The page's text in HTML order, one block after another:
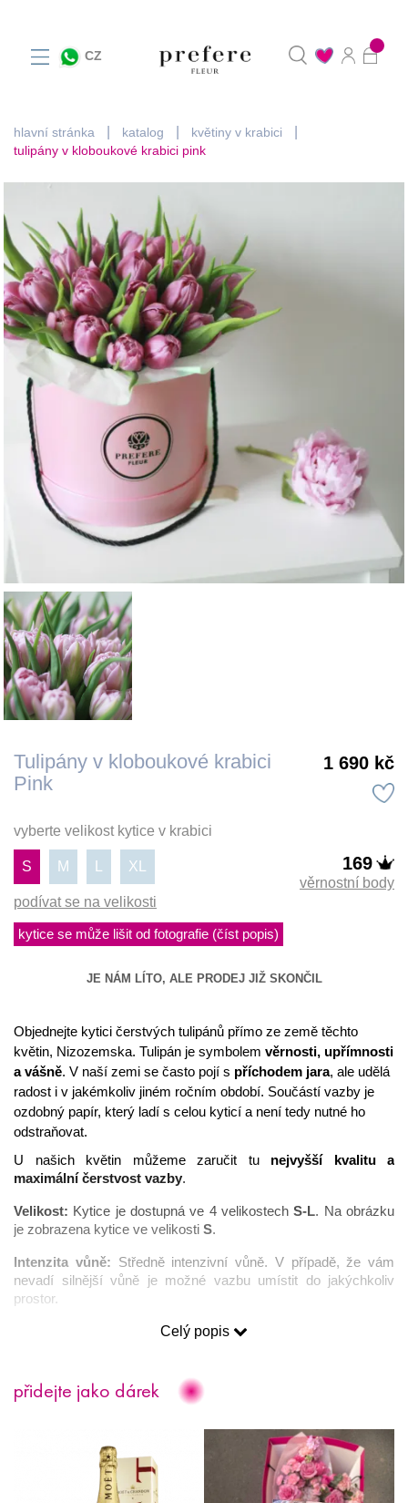
CZ
hlavní stránka katalog
květiny v krabici
tulipány v kloboukové krabici pink
Tulipány v kloboukové krabici
Pink
1 690 kč
vyberte velikost kytice v krabici
S M XL
podívat se na velikosti
169
věrnostní body
kytice se může lišit od fotografie (číst popis)
JE NÁM LÍTO, ALE PRODEJ JIŽ SKONČIL
Objednejte kytici čerstvých tulipánů přímo ze země těchto
květin, Nizozemska. Tulipán je symbolem věrnosti, upřímnosti
a vášně. V naší zemi se často pojí s příchodem jara, ale udělá
radost i v jakémkoliv jiném ročním období. Součástí vazby je
ozdobný papír, který ladí s celou kyticí a není tedy nutné ho
odstraňovat.
U našich květin můžeme zaručit tu nejvyšší kvalitu a
maximální čerstvost vazby.
Velikost: Kytice je dostupná ve 4 velikostech S-L. Na obrázku
je zobrazena kytice ve velikosti S.
Intenzita vůně: Středně intenzivní vůně. V případě, že vám
nevadí silnější vůně je možné vazbu umístit do jakýchkoliv
prostor.
: Ke každé kytici zdarma obdržíte pohlednici pro vaše
“Text vzkazu” na stránce “Dokončení objednávky”).
, který můžete při registraci na
našem webu využít formou slev na další objednávky.
Darujte květinu s hlubokou symbolikou, která potěší každou
Celý popis
přidejte jako dárek